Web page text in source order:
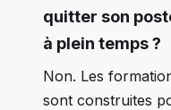
quitter son
à plein temps ?
Non. Les
sont construites